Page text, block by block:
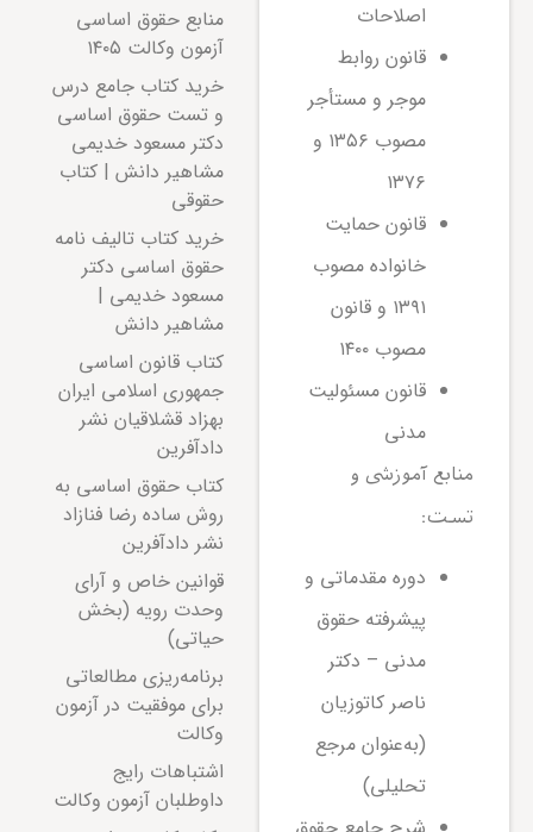
اصلاحات
قانون روابط
موجر و مستأجر
مصوب ۱۳۵۶ و
۱۳۷۶
قانون حمایت
خانواده مصوب
۱۳۹۱ و قانون
مصوب ۱۴۰۰
قانون مسئولیت
مدنی
منابع آموزشی و
تست:
دوره مقدماتی و
پیشرفته حقوق
مدنی – دکتر
ناصر کاتوزیان
(به‌عنوان مرجع
تحلیلی)
منابع حقوق اساسی
آزمون وکالت ۱۴۰۵
خرید کتاب جامع درس
و تست حقوق اساسی
دکتر مسعود خدیمی
مشاهیر دانش | کتاب
حقوقی
خرید کتاب تالیف نامه
حقوق اساسی دکتر
مسعود خدیمی |
مشاهیر دانش
کتاب قانون اساسی
جمهوری اسلامی ایران
بهزاد قشلاقیان نشر
دادآفرین
کتاب حقوق اساسی به
روش ساده رضا فنازاد
نشر دادآفرین
قوانین خاص و آرای
وحدت رویه (بخش
حیاتی)
برنامه‌ریزی مطالعاتی
برای موفقیت در آزمون
وکالت
اشتباهات رایج
داوطلبان آزمون وکالت